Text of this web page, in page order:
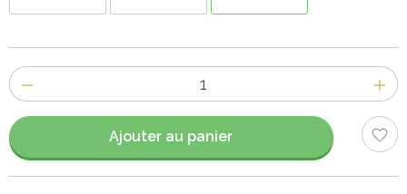
Nombre
d'items
Ajouter au panier